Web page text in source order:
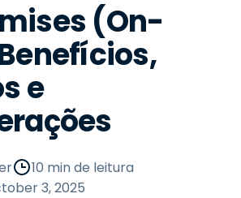
(On-
e
10 min de leitura
3, 2025